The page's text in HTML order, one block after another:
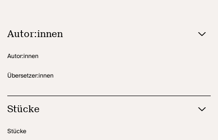
Autor:innen
Autor:innen
Übersetzer:innen
Stücke
Stücke